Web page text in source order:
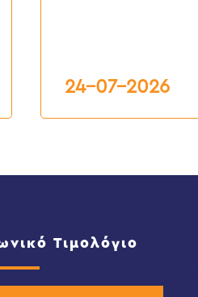
24-07-2026
Τιμολόγιο